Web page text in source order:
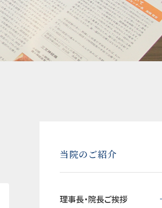
当院のご紹介
理事長・院長ご挨拶